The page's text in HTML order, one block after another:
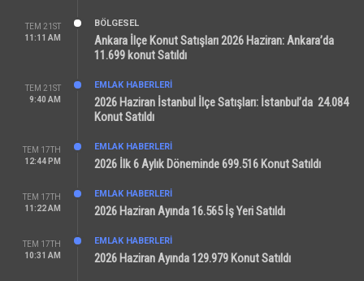
TEM 21ST
11:11 AM
BÖLGESEL
Ankara İlçe Konut Satışları 2026 Haziran: Ankara’da
11.699 konut Satıldı
TEM 21ST
9:40 AM
EMLAK HABERLERI
2026 Haziran İstanbul İlçe Satışları: İstanbul’da 24.084
Konut Satıldı
TEM 17TH
12:44 PM
EMLAK HABERLERI
2026 İlk 6 Aylık Döneminde 699.516 Konut Satıldı
TEM 17TH
11:22 AM
EMLAK HABERLERI
2026 Haziran Ayında 16.565 İş Yeri Satıldı
TEM 17TH
10:31 AM
EMLAK HABERLERI
2026 Haziran Ayında 129.979 Konut Satıldı